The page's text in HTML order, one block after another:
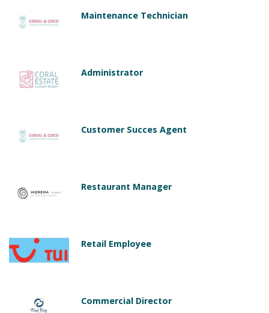
Maintenance Technician
Administrator
Customer Succes Agent
Restaurant Manager
Retail Employee
Commercial Director